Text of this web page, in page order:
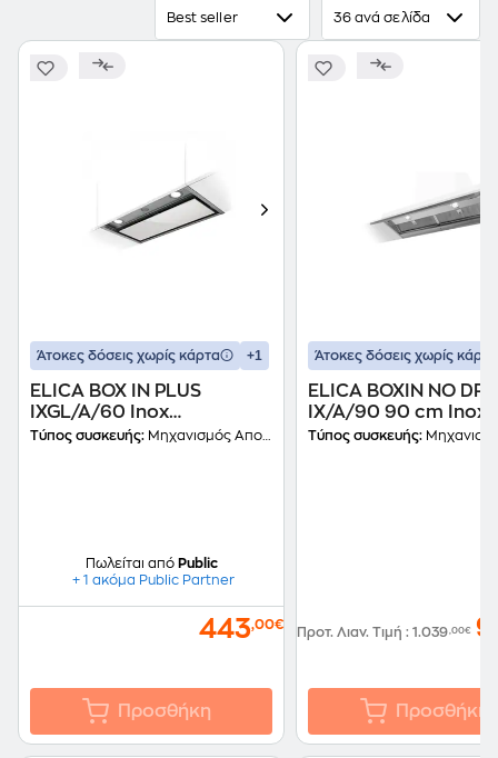
Best seller 36 ανά σελίδα
Άτοκες δόσεις χωρίς κάρτα +1
ELICA BOX IN PLUS
IXGL/A/60 Inox
Μηχανισμός
Τύπος συσκευής: Μηχανισμός Απορρόφησης
Πωλείται από Public
+ 1 ακόμα Public Partner
443,00€
Προσθήκη
Άτοκες δόσεις χωρίς κάρτα
ELICA BOXIN NO
IX/A/90 90 cm Inox
Απορροφητήρας
Τύπος συσκευής: Μηχανισμός
Προτ. Λιαν. Τιμή : 1.039,00€
Προσθήκη